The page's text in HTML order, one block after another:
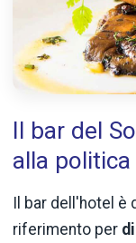
Il bar del
alla politica
Il bar dell'hotel è
riferimento per